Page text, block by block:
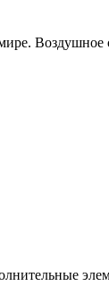
Воздушное